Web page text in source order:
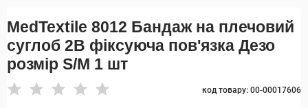
MedTextile 8012 Бандаж на плечовий
суглоб 2B фіксуюча пов'язка Дезо
розмір S/M 1 шт
код товару: 00-00017606